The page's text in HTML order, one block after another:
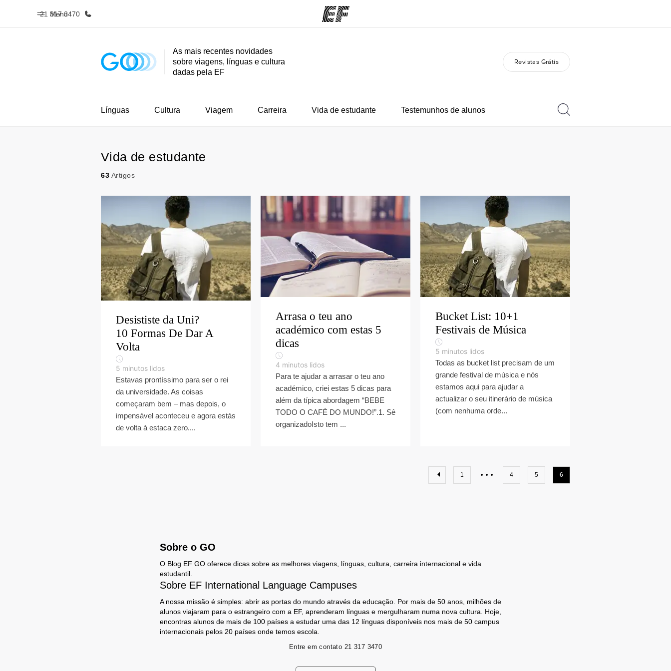
Menu
21 317 3470
Início Programas
Saiba tudo que
Carreiras
As mais recentes novidades
sobre viagens, línguas e cultura
dadas pela EF
Revistas Grátis
Línguas Cultura Viagem Carreira Vida de estudante Testemunhos de alunos
Vida de estudante
63 Artigos
Desististe da Uni?
10 Formas De Dar A
Volta
5 minutos lidos
Estavas prontíssimo para ser o rei
da universidade. As coisas
começaram bem – mas depois, o
impensável aconteceu e agora estás
de volta à estaca zero....
Arrasa o teu ano
académico com estas 5
dicas
4 minutos lidos
Para te ajudar a arrasar o teu ano
académico, criei estas 5 dicas para
além da típica abordagem “BEBE
TODO O CAFÉ DO MUNDO!”.1. Sê
organizadoIsto tem ...
Bucket List: 10+1
Festivais de Música
5 minutos lidos
Todas as bucket list precisam de um
grande festival de música e nós
estamos aqui para ajudar a
actualizar o seu itinerário de música
(com nenhuma orde...
1 4 5 6
Sobre o GO
O Blog EF GO oferece dicas sobre as melhores viagens, línguas, cultura, carreira internacional e vida
estudantil.
Sobre EF International Language Campuses
A nossa missão é simples: abrir as portas do mundo através da educação. Por mais de 50 anos, milhões de
alunos viajaram para o estrangeiro com a EF, aprenderam línguas e mergulharam numa nova cultura. Hoje,
encontras alunos de mais de 100 países a estudar uma das 12 línguas disponíveis nos mais de 50 campus
internacionais pelos 20 países onde temos escola.
Entre em contato 21 317 3470